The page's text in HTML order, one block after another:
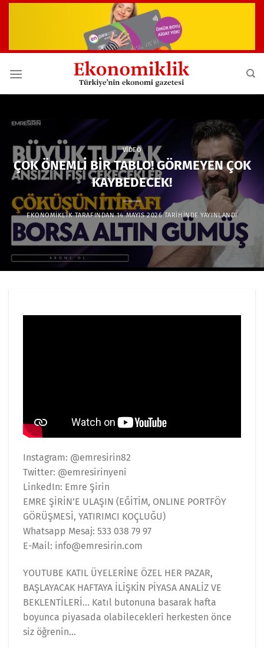
VIDEO
ÇOK ÖNEMLİ BİR TABLO! GÖRMEYEN ÇOK
KAYBEDECEK!
EKONOMIKLIKTARAFINDAN 14 MAYIS 2026TARIHINDE YAYINLANDI
Instagram: @emresirin82
Twitter: @emresirinyeni
LinkedIn: Emre Şirin
EMRE ŞİRİN’E ULAŞIN (EĞİTİM, ONLINE PORTFÖY
GÖRÜŞMESİ, YATIRIMCI KOÇLUĞU)
Whatsapp Mesaj: 533 038 79 97
E-Mail: info@emresirin.com
YOUTUBE KATIL ÜYELERİNE ÖZEL HER PAZAR,
BAŞLAYACAK HAFTAYA İLİŞKİN PİYASA ANALİZ VE
BEKLENTİLERİ… Katıl butonuna basarak hafta
boyunca piyasada olabilecekleri herkesten önce
siz öğrenin…